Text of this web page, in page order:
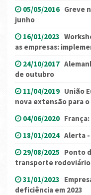
05/05/2016 Greve
junho
16/01/2023
as empresas:
24/10/2017
de outubro
11/04/2019 União
nova extensão para o
04/06/2020
18/01/2024 Alerta
29/08/2025 Ponto
transporte rodoviário
31/01/2023
deficiência em 2023